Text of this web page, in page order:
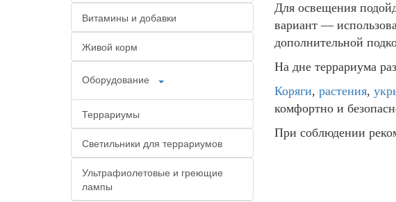
Витамины и добавки
Живой корм
Оборудование
Террариумы
Светильники для террариумов
Ультрафиолетовые и греющие
лампы
Для освещения
вариант —
дополнительной
На дне террариума
Коряги, растения,
комфортно и
При соблюдении